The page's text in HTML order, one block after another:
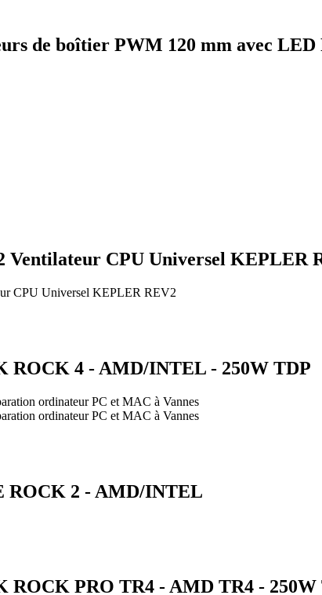
de boîtier PWM 120 mm avec
Ventilateur CPU Universel KEPLER
CPU Universel KEPLER REV2
ROCK 4 - AMD/INTEL - 250W TDP
ordinateur PC et MAC à Vannes
ordinateur PC et MAC à Vannes
ROCK 2 - AMD/INTEL
ROCK PRO TR4 - AMD TR4 - 250W